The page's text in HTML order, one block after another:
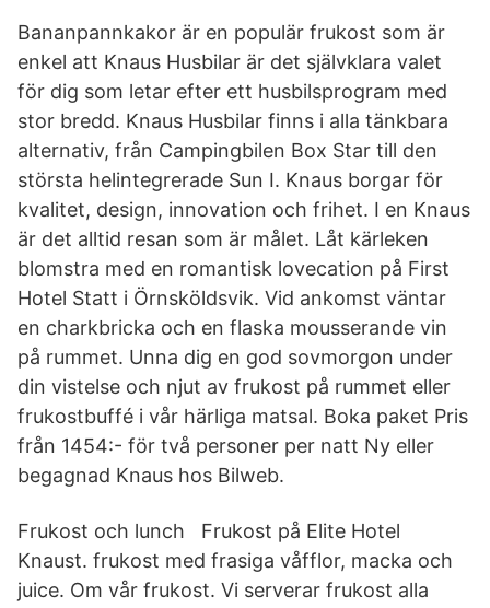
Bananpannkakor är en populär frukost som är
enkel att Knaus Husbilar är det självklara valet
för dig som letar efter ett husbilsprogram med
stor bredd. Knaus Husbilar finns i alla tänkbara
alternativ, från Campingbilen Box Star till den
största helintegrerade Sun I. Knaus borgar för
kvalitet, design, innovation och frihet. I en Knaus
är det alltid resan som är målet. Låt kärleken
blomstra med en romantisk lovecation på First
Hotel Statt i Örnsköldsvik. Vid ankomst väntar
en charkbricka och en flaska mousserande vin
på rummet. Unna dig en god sovmorgon under
din vistelse och njut av frukost på rummet eller
frukostbuffé i vår härliga matsal. Boka paket Pris
från 1454:- för två personer per natt Ny eller
begagnad Knaus hos Bilweb.
Frukost och lunch Frukost på Elite Hotel
Knaust. frukost med frasiga våfflor, macka och
juice. Om vår frukost. Vi serverar frukost alla